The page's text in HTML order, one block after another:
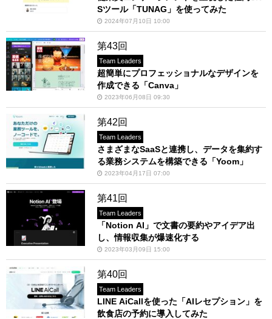
Sツール「TUNAG」を使ってみた
2024年07月10日 10:00
第43回
Team Leaders
超簡単にプロフェッショナルなデザインを
作成できる「Canva」
2023年06月08日 09:30
第42回
Team Leaders
さまざまなSaaSと連携し、データを集約す
る業務システムを構築できる「Yoom」
2023年04月17日 07:00
第41回
Team Leaders
「Notion AI」で文書の要約やアイデア出
し、情報収集が爆速化する
2023年03月09日 15:00
第40回
Team Leaders
LINE AiCallを使った「AIレセプション」を
飲食店の予約に導入してみた